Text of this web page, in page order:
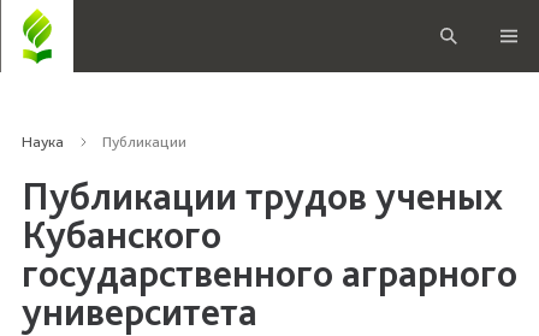
Наука Публикации
Публикации трудов ученых
Кубанского
государственного аграрного
университета